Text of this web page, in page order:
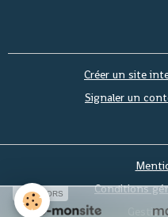
Créer un site
Signaler un
Conditions
SPONSORS